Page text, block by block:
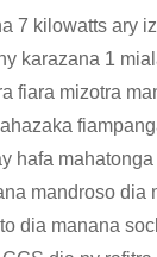
7 kilowatts ary
karazana 1
fiara mizotra
hafa
mandroso dia
dia manana